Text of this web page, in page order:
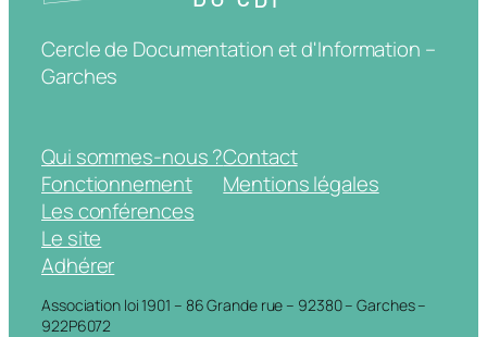
Cercle de Documentation et d'Information –
Garches
Qui sommes-nous ?
Fonctionnement
Les conférences
Le site
Adhérer
Contact
Mentions légales
Association loi 1901 – 86 Grande rue – 92380 – Garches –
922P6072